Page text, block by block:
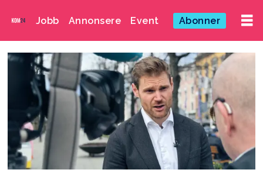
Jobb Annonsere Event Abonner
Emne:
politikk